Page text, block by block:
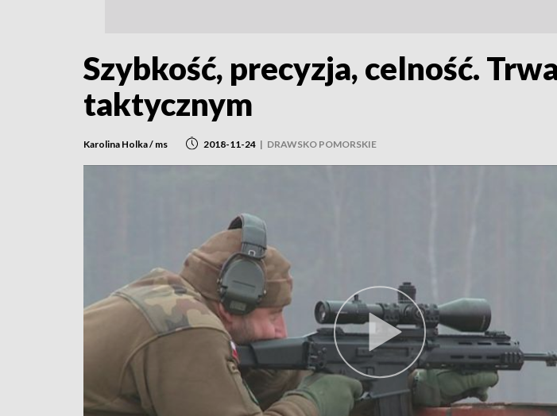
Szybkość, precyzja, celność.
taktycznym
Karolina Holka / ms 2018-11-24 | DRAWSKO POMORSKIE